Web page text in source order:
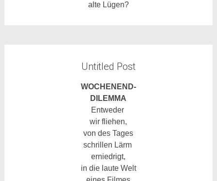
alte Lügen?
Untitled Post
WOCHENEND-
DILEMMA
Entweder
wir fliehen,
von des Tages
schrillen Lärm
erniedrigt,
in die laute Welt